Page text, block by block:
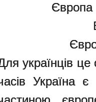
Європа
українців
Україна